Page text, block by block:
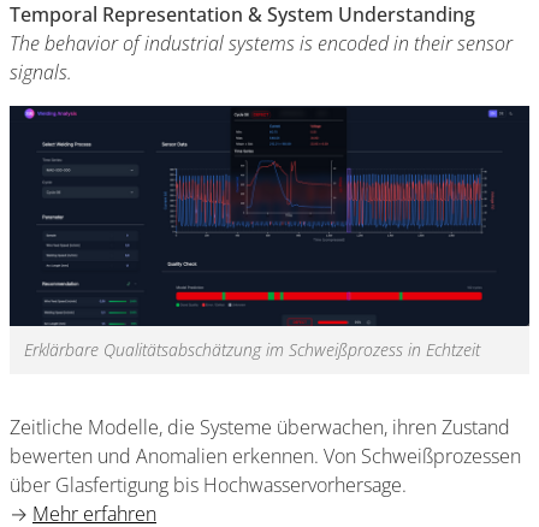
Temporal Representation & System Understanding
The behavior of industrial systems is encoded in their sensor
signals.
Erklärbare Qualitätsabschätzung im Schweißprozess in Echtzeit
Zeitliche Modelle, die Systeme überwachen, ihren Zustand
bewerten und Anomalien erkennen. Von Schweißprozessen
über Glasfertigung bis Hochwasservorhersage.
→ Mehr erfahren